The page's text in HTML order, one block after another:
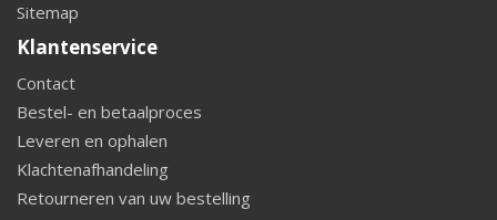
Sitemap
Klantenservice
Contact
Bestel- en betaalproces
Leveren en ophalen
Klachtenafhandeling
Retourneren van uw bestelling